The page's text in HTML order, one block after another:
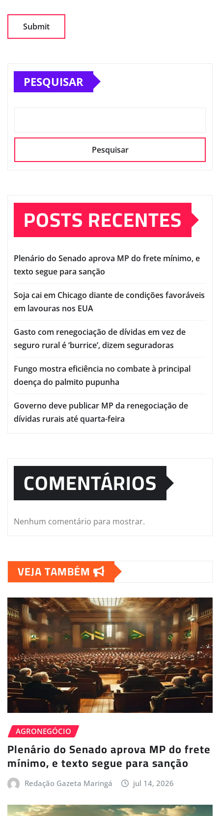
PESQUISAR
Pesquisar
POSTS RECENTES
Plenário do Senado aprova MP do frete mínimo, e
texto segue para sanção
Soja cai em Chicago diante de condições favoráveis
em lavouras nos EUA
Gasto com renegociação de dívidas em vez de
seguro rural é ‘burrice’, dizem seguradoras
Fungo mostra eficiência no combate à principal
doença do palmito pupunha
Governo deve publicar MP da renegociação de
dívidas rurais até quarta-feira
COMENTÁRIOS
Nenhum comentário para mostrar.
VEJA TAMBÉM
AGRONEGÓCIO
Plenário do Senado aprova MP do frete
mínimo, e texto segue para sanção
Redação Gazeta Maringá jul 14, 2026